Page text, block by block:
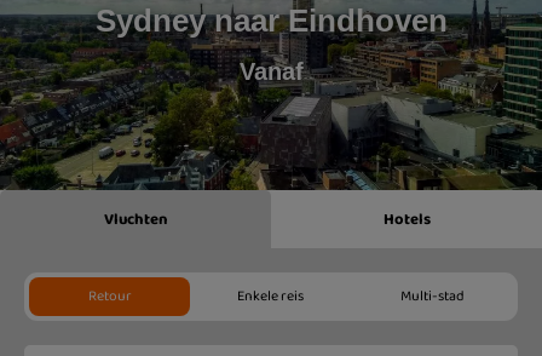
Sydney naar Eindhoven
Vanaf